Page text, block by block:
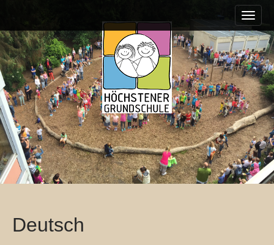
i
n
m
e
n
u
i
p
t
o
c
o
n
t
e
n
t
Deutsch